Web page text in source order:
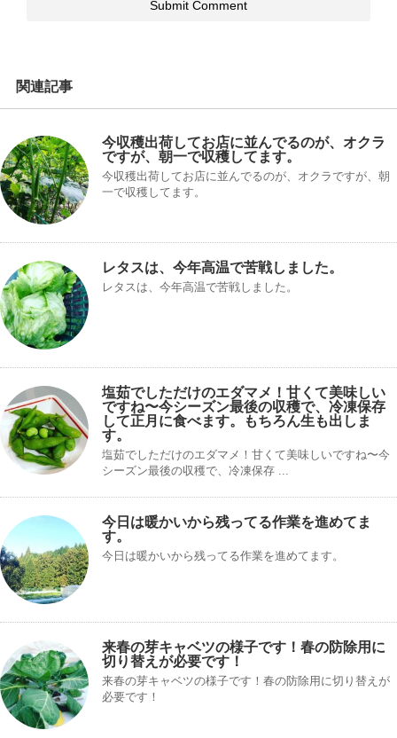
関連記事
今収穫出荷してお店に並んでるのが、オクラ
ですが、朝一で収穫してます。
今収穫出荷してお店に並んでるのが、オクラですが、朝
一で収穫してます。
レタスは、今年高温で苦戦しました。
レタスは、今年高温で苦戦しました。
塩茹でしただけのエダマメ！甘くて美味しい
ですね〜今シーズン最後の収穫で、冷凍保存
して正月に食べます。もちろん生も出しま
す。
塩茹でしただけのエダマメ！甘くて美味しいですね〜今
シーズン最後の収穫で、冷凍保存 ...
今日は暖かいから残ってる作業を進めてま
す。
今日は暖かいから残ってる作業を進めてます。
来春の芽キャベツの様子です！春の防除用に
切り替えが必要です！
来春の芽キャベツの様子です！春の防除用に切り替えが
必要です！